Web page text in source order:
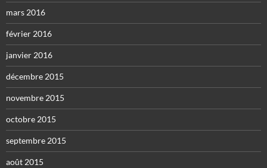
mars 2016
février 2016
janvier 2016
décembre 2015
novembre 2015
octobre 2015
septembre 2015
août 2015